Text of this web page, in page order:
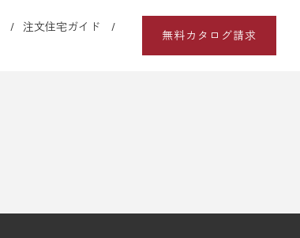
注文住宅ガイド
無料カタログ請求